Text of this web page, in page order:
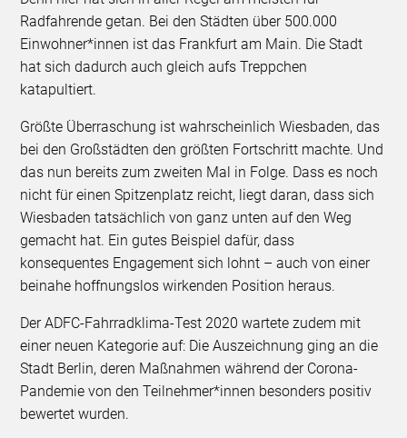
Radfahrende getan. Bei den Städten über 500.000
Einwohner*innen ist das Frankfurt am Main. Die Stadt
hat sich dadurch auch gleich aufs Treppchen
katapultiert.
Größte Überraschung ist wahrscheinlich Wiesbaden, das
bei den Großstädten den größten Fortschritt machte. Und
das nun bereits zum zweiten Mal in Folge. Dass es noch
nicht für einen Spitzenplatz reicht, liegt daran, dass sich
Wiesbaden tatsächlich von ganz unten auf den Weg
gemacht hat. Ein gutes Beispiel dafür, dass
konsequentes Engagement sich lohnt – auch von einer
beinahe hoffnungslos wirkenden Position heraus.
Der ADFC-Fahrradklima-Test 2020 wartete zudem mit
einer neuen Kategorie auf: Die Auszeichnung ging an die
Stadt Berlin, deren Maßnahmen während der Corona-
Pandemie von den Teilnehmer*innen besonders positiv
bewertet wurden.